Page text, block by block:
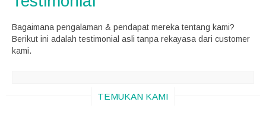
Bagaimana pengalaman & pendapat mereka tentang kami?
Berikut ini adalah testimonial asli tanpa rekayasa dari customer
kami.
TEMUKAN KAMI